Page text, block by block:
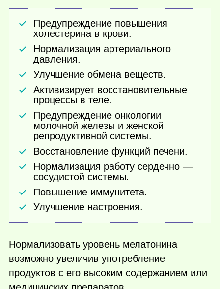
Предупреждение повышения
холестерина в крови.
Нормализация артериального
давления.
Улучшение обмена веществ.
Активизирует восстановительные
процессы в теле.
Предупреждение онкологии
молочной железы и женской
репродуктивной системы.
Восстановление функций печени.
Нормализация работу сердечно —
сосудистой системы.
Повышение иммунитета.
Улучшение настроения.
Нормализовать уровень мелатонина
возможно увеличив употребление
продуктов с его высоким содержанием или